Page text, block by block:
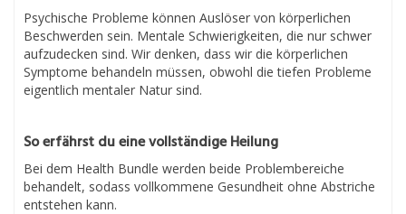
Psychische Probleme können Auslöser von körperlichen
Beschwerden sein. Mentale Schwierigkeiten, die nur schwer
aufzudecken sind. Wir denken, dass wir die körperlichen
Symptome behandeln müssen, obwohl die tiefen Probleme
eigentlich mentaler Natur sind.
So erfährst du eine vollständige Heilung
Bei dem Health Bundle werden beide Problembereiche
behandelt, sodass vollkommene Gesundheit ohne Abstriche
entstehen kann.